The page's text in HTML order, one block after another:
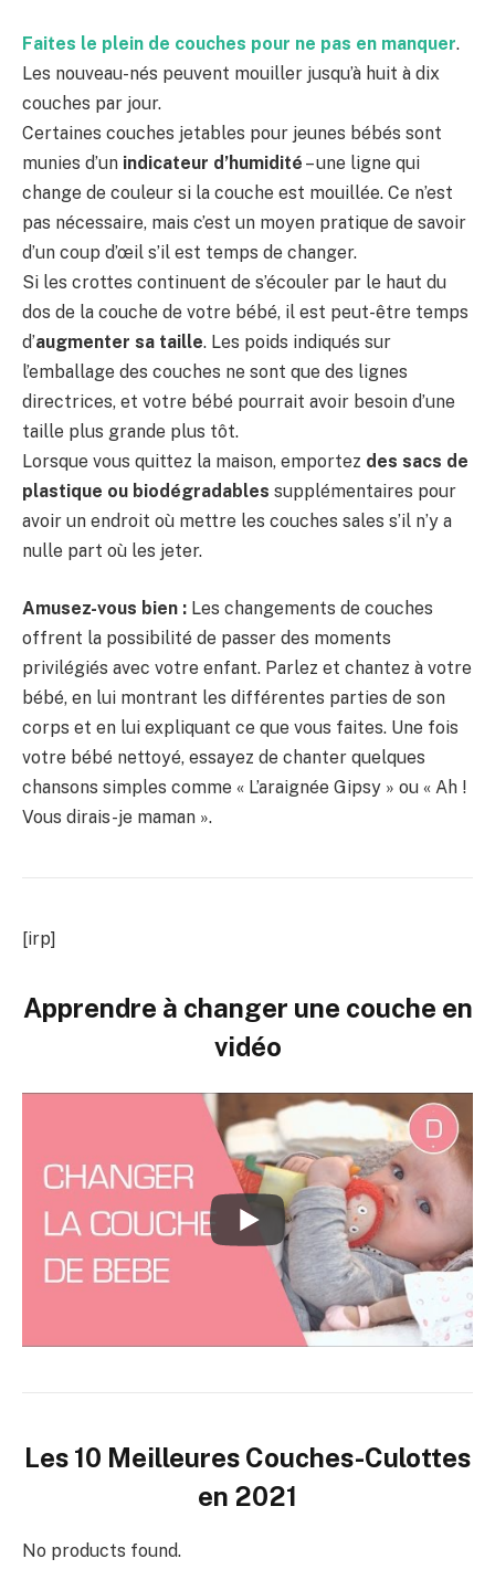
Faites le plein de couches pour ne pas en manquer.
Les nouveau-nés peuvent mouiller jusqu’à huit à dix
couches par jour.
Certaines couches jetables pour jeunes bébés sont
munies d’un indicateur d’humidité – une ligne qui
change de couleur si la couche est mouillée. Ce n’est
pas nécessaire, mais c’est un moyen pratique de savoir
d’un coup d’œil s’il est temps de changer.
Si les crottes continuent de s’écouler par le haut du
dos de la couche de votre bébé, il est peut-être temps
d’augmenter sa taille. Les poids indiqués sur
l’emballage des couches ne sont que des lignes
directrices, et votre bébé pourrait avoir besoin d’une
taille plus grande plus tôt.
Lorsque vous quittez la maison, emportez des sacs de
plastique ou biodégradables supplémentaires pour
avoir un endroit où mettre les couches sales s’il n’y a
nulle part où les jeter.
Amusez-vous bien : Les changements de couches
offrent la possibilité de passer des moments
privilégiés avec votre enfant. Parlez et chantez à votre
bébé, en lui montrant les différentes parties de son
corps et en lui expliquant ce que vous faites. Une fois
votre bébé nettoyé, essayez de chanter quelques
chansons simples comme « L’araignée Gipsy » ou « Ah !
Vous dirais-je maman ».
[irp]
Apprendre à changer une couche en
vidéo
Les 10 Meilleures Couches-Culottes
en 2021
No products found.